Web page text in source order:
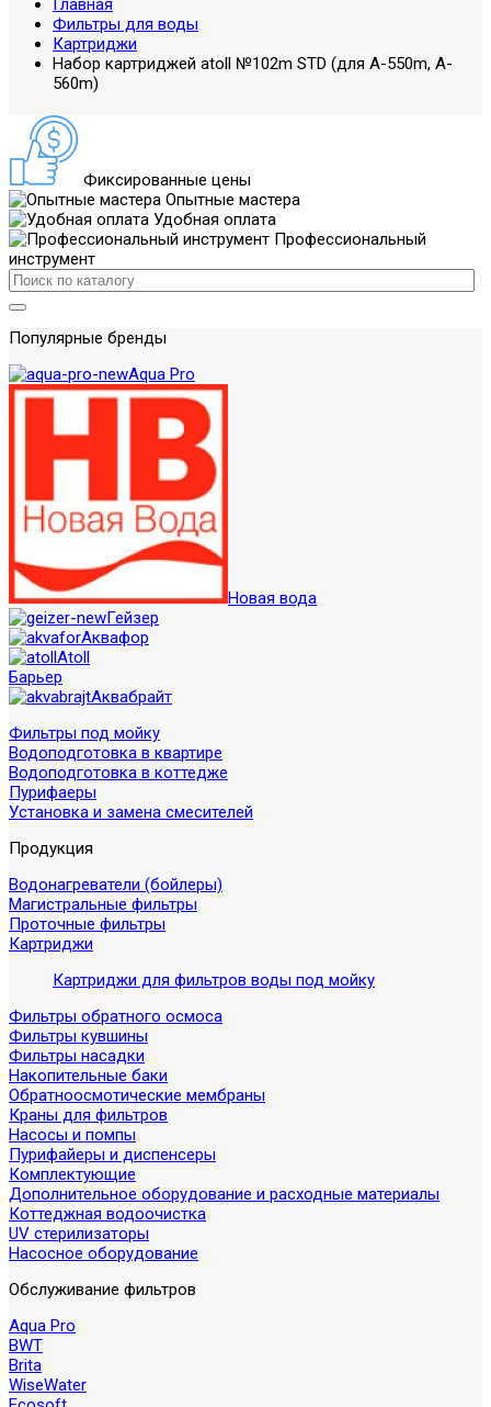
Главная
Фильтры для воды
Картриджи
Набор картриджей atoll №102m STD (для A-550m, A-
560m)
Фиксированные цены
Опытные мастера
Удобная оплата
Профессиональный
инструмент
Популярные бренды
Aqua Pro
Новая вода
Гейзер
Аквафор
Atoll
Барьер
Аквабрайт
Фильтры под мойку
Водоподготовка в квартире
Водоподготовка в коттедже
Пурифаеры
Установка и замена смесителей
Продукция
Водонагреватели (бойлеры)
Магистральные фильтры
Проточные фильтры
Картриджи
Картриджи для фильтров воды под мойку
Фильтры обратного осмоса
Фильтры кувшины
Фильтры насадки
Накопительные баки
Обратноосмотические мембраны
Краны для фильтров
Насосы и помпы
Пурифайеры и диспенсеры
Комплектующие
Дополнительное оборудование и расходные материалы
Коттеджная водоочистка
UV стерилизаторы
Насосное оборудование
Обслуживание фильтров
Aqua Pro
BWT
Brita
WiseWater